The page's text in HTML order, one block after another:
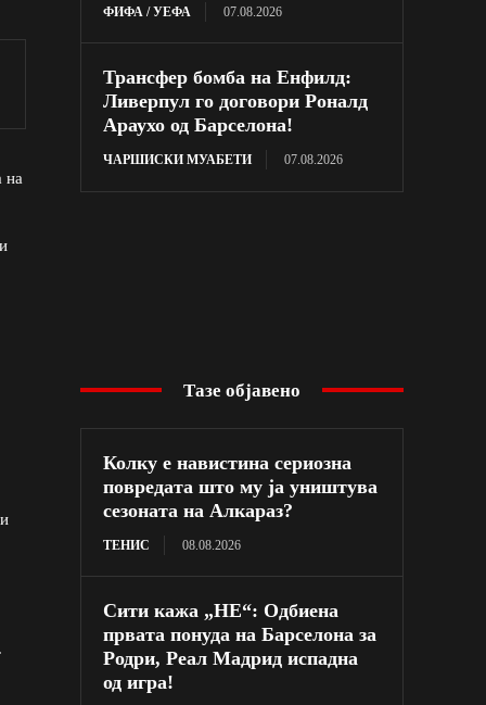
на
ФИФА / УЕФА 07.08.2026
Трансфер бомба на Енфилд:
Ливерпул го договори Роналд
Араухо од Барселона!
ЧАРШИСКИ МУАБЕТИ 07.08.2026
Тазе објавено
Колку е навистина сериозна
повредата што му ја уништува
сезоната на Алкараз?
ТЕНИС 08.08.2026
Сити кажа „НЕ“: Одбиена
првата понуда на Барселона за
Родри, Реал Мадрид испадна
од игра!